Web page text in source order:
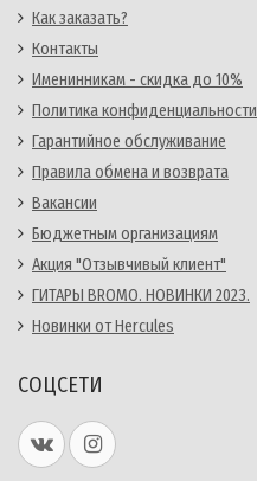
Как заказать?
Контакты
Именинникам - скидка до 10%
Политика конфиденциальности
Гарантийное обслуживание
Правила обмена и возврата
Вакансии
Бюджетным организациям
Акция "Отзывчивый клиент"
ГИТАРЫ BROMO. НОВИНКИ 2023.
Новинки от Hercules
СОЦСЕТИ